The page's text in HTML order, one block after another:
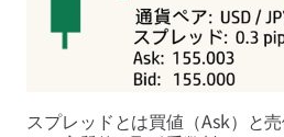
スプレッドとは買値（Ask）と